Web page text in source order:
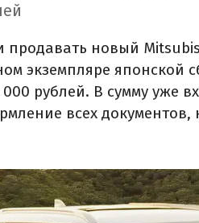
продавать новый
экземпляре японской
рублей. В сумму уже
всех